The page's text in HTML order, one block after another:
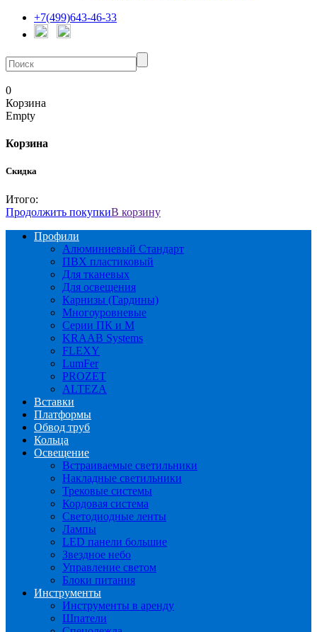
+7(499)643-46-33
0
Корзина
Empty
Корзина
Скидка
Итого:
Продолжить покупкиВ корзину
Профили
Алюминиевый Стандарт
ПВХ пластиковый
Для тканевых
Для освещения
Карнизы (Гардины)
Многоуровневые
Серии ПК и М
KRAAB Systems
FLEXY
LumFer
PROZET
ALTEZA
Вставки
Платформы
Обвод труб
Кольца
Освещение
Встраиваемые светильники
Накладные светильники
Трековые системы
Кордовая система
Светодиодные ленты
Лампы
LED панели большие
Звездное небо
Управление светом
Блоки питания
Инструменты
Инструменты в аренду
Шпатели